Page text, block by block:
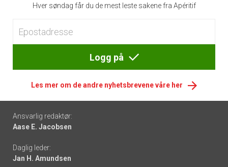
Hver søndag får du de mest leste sakene fra Apéritif
Logg på
Les mer om de andre nyhetsbrevene våre her
Footer
-
links
Ansvarlig redaktør:
Aase E. Jacobsen
Daglig leder:
Jan H. Amundsen